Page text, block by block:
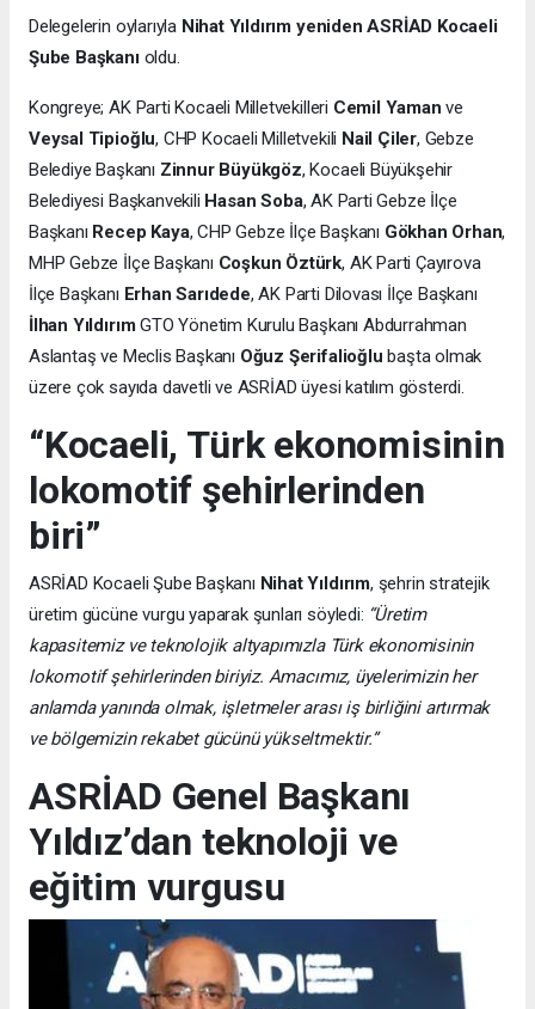
Delegelerin oylarıyla Nihat Yıldırım yeniden ASRİAD Kocaeli
Şube Başkanıoldu.
Kongreye; AK Parti Kocaeli Milletvekilleri Cemil Yaman ve
Veysal Tipioğlu, CHP Kocaeli Milletvekili Nail Çiler, Gebze
Belediye Başkanı Zinnur Büyükgöz, Kocaeli Büyükşehir
Belediyesi Başkanvekili Hasan Soba, AK Parti Gebze İlçe
Başkanı Recep Kaya, CHP Gebze İlçe Başkanı Gökhan Orhan,
MHP Gebze İlçe Başkanı Coşkun Öztürk, AK Parti Çayırova
İlçe Başkanı Erhan Sarıdede, AK Parti Dilovası İlçe Başkanı
İlhan YıldırımGTO Yönetim Kurulu Başkanı Abdurrahman
Aslantaş ve Meclis Başkanı Oğuz Şerifalioğlu başta olmak
üzere çok sayıda davetli ve ASRİAD üyesi katılım gösterdi.
“Kocaeli, Türk ekonomisinin
lokomotif şehirlerinden
biri”
ASRİAD Kocaeli Şube Başkanı Nihat Yıldırım, şehrin stratejik
üretim gücüne vurgu yaparak şunları söyledi: “Üretim
kapasitemiz ve teknolojik altyapımızla Türk ekonomisinin
lokomotif şehirlerinden biriyiz. Amacımız, üyelerimizin her
anlamda yanında olmak, işletmeler arası iş birliğini artırmak
ve bölgemizin rekabet gücünü yükseltmektir.”
ASRİAD Genel Başkanı
Yıldız’dan teknoloji ve
eğitim vurgusu